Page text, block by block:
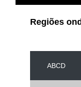
Regiões
ABCD